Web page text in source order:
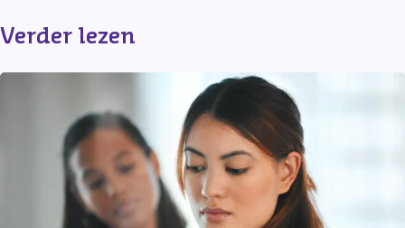
Verder lezen